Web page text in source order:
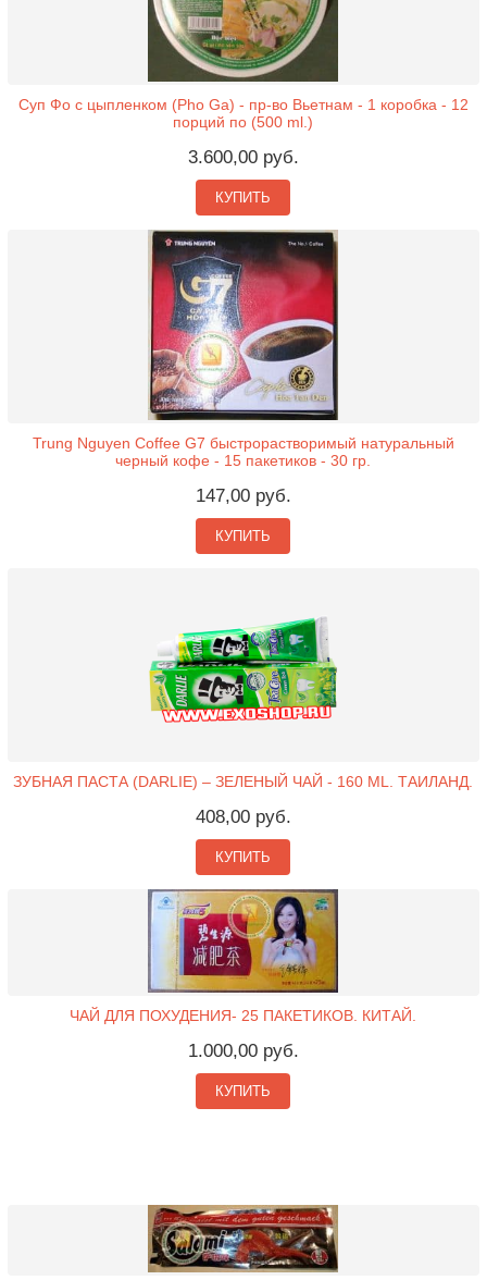
Суп Фо с цыпленком (Pho Ga) - пр-во Вьетнам - 1 коробка - 12
порций по (500 ml.)
3.600,00 руб.
КУПИТЬ
Trung Nguyen Coffee G7 быстрорастворимый натуральный
черный кофе - 15 пакетиков - 30 гр.
147,00 руб.
КУПИТЬ
ЗУБНАЯ ПАСТА (DARLIE) – ЗЕЛЕНЫЙ ЧАЙ - 160 ML. ТАИЛАНД.
408,00 руб.
КУПИТЬ
ЧАЙ ДЛЯ ПОХУДЕНИЯ- 25 ПАКЕТИКОВ. КИТАЙ.
1.000,00 руб.
КУПИТЬ